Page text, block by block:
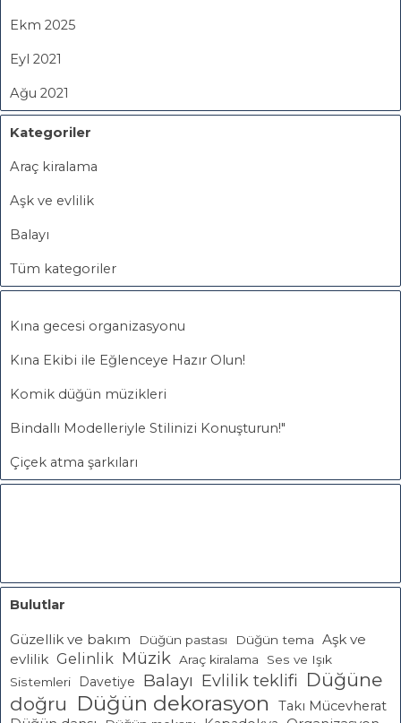
Ekm 2025
Eyl 2021
Ağu 2021
Kategoriler
Araç kiralama
Aşk ve evlilik
Balayı
Tüm kategoriler
Kına gecesi organizasyonu
Kına Ekibi ile Eğlenceye Hazır Olun!
Komik düğün müzikleri
Bindallı Modelleriyle Stilinizi Konuşturun!"
Çiçek atma şarkıları
Bulutlar
Güzellik ve bakım Düğün pastası Düğün tema
Aşk ve
evlilik Gelinlik Müzik Araç kiralama
Ses ve Işık
Sistemleri
Davetiye Balayı Evlilik teklifi Düğüne
doğru Düğün dekorasyon
Takı Mücevherat